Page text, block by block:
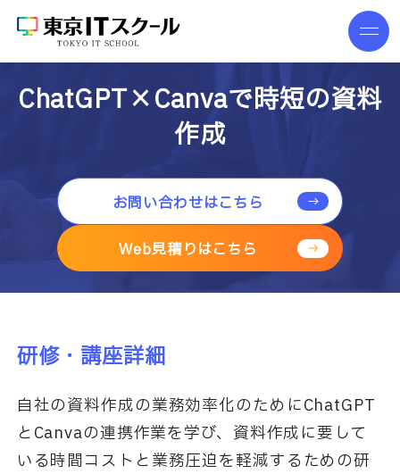
ChatGPT×Canvaで時短の資料
作成
お問い合わせはこちら
Web見積りはこちら
研修・講座詳細
自社の資料作成の業務効率化のためにChatGPT
とCanvaの連携作業を学び、資料作成に要して
いる時間コストと業務圧迫を軽減するための研